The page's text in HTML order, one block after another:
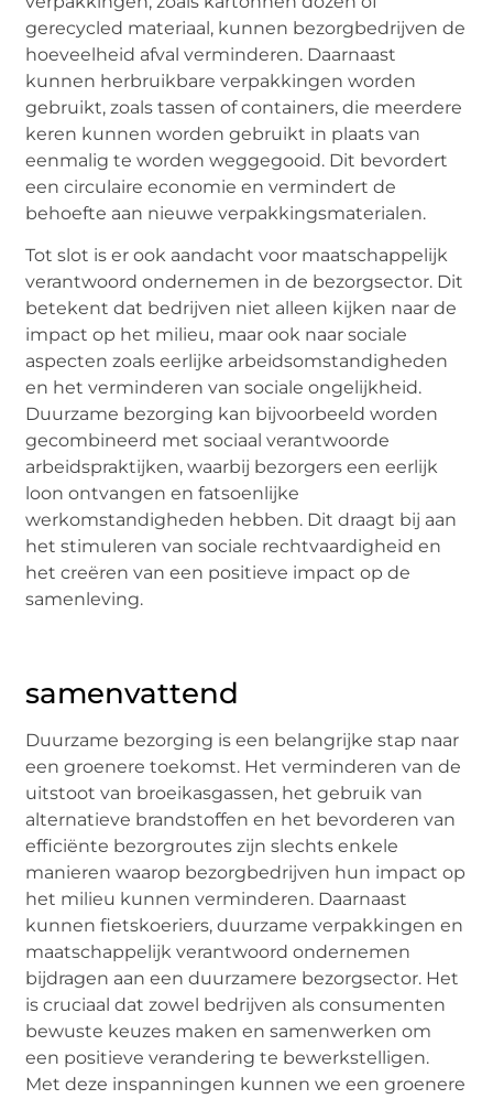
gerecycled materiaal, kunnen bezorgbedrijven de
hoeveelheid afval verminderen. Daarnaast
kunnen herbruikbare verpakkingen worden
gebruikt, zoals tassen of containers, die meerdere
keren kunnen worden gebruikt in plaats van
eenmalig te worden weggegooid. Dit bevordert
een circulaire economie en vermindert de
behoefte aan nieuwe verpakkingsmaterialen.
Tot slot is er ook aandacht voor maatschappelijk
verantwoord ondernemen in de bezorgsector. Dit
betekent dat bedrijven niet alleen kijken naar de
impact op het milieu, maar ook naar sociale
aspecten zoals eerlijke arbeidsomstandigheden
en het verminderen van sociale ongelijkheid.
Duurzame bezorging kan bijvoorbeeld worden
gecombineerd met sociaal verantwoorde
arbeidspraktijken, waarbij bezorgers een eerlijk
loon ontvangen en fatsoenlijke
werkomstandigheden hebben. Dit draagt bij aan
het stimuleren van sociale rechtvaardigheid en
het creëren van een positieve impact op de
samenleving.
samenvattend
Duurzame bezorging is een belangrijke stap naar
een groenere toekomst. Het verminderen van de
uitstoot van broeikasgassen, het gebruik van
alternatieve brandstoffen en het bevorderen van
efficiënte bezorgroutes zijn slechts enkele
manieren waarop bezorgbedrijven hun impact op
het milieu kunnen verminderen. Daarnaast
kunnen fietskoeriers, duurzame verpakkingen en
maatschappelijk verantwoord ondernemen
bijdragen aan een duurzamere bezorgsector. Het
is cruciaal dat zowel bedrijven als consumenten
bewuste keuzes maken en samenwerken om
een positieve verandering te bewerkstelligen.
Met deze inspanningen kunnen we een groenere